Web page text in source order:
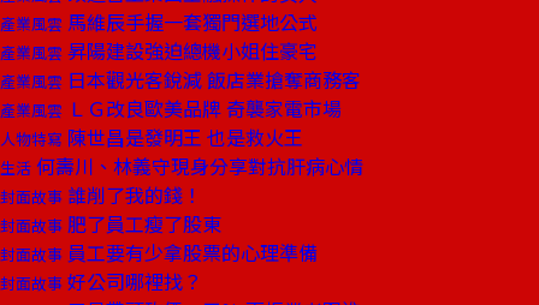
產業風雲 馬維辰手握一套獨門選地公式
產業風雲 昇陽建設強迫總機小姐住豪宅
產業風雲 日本觀光客銳減 飯店業搶奪商務客
產業風雲 ＬＧ改良歐美品牌 奇襲家電市場
人物特寫 陳世昌是發明王 也是救火王
生活 何壽川、林義守現身分享對抗肝病心情
封面故事 誰削了我的錢！
封面故事 肥了員工瘦了股東
封面故事 員工要有少拿股票的心理準備
封面故事 好公司哪裡找？